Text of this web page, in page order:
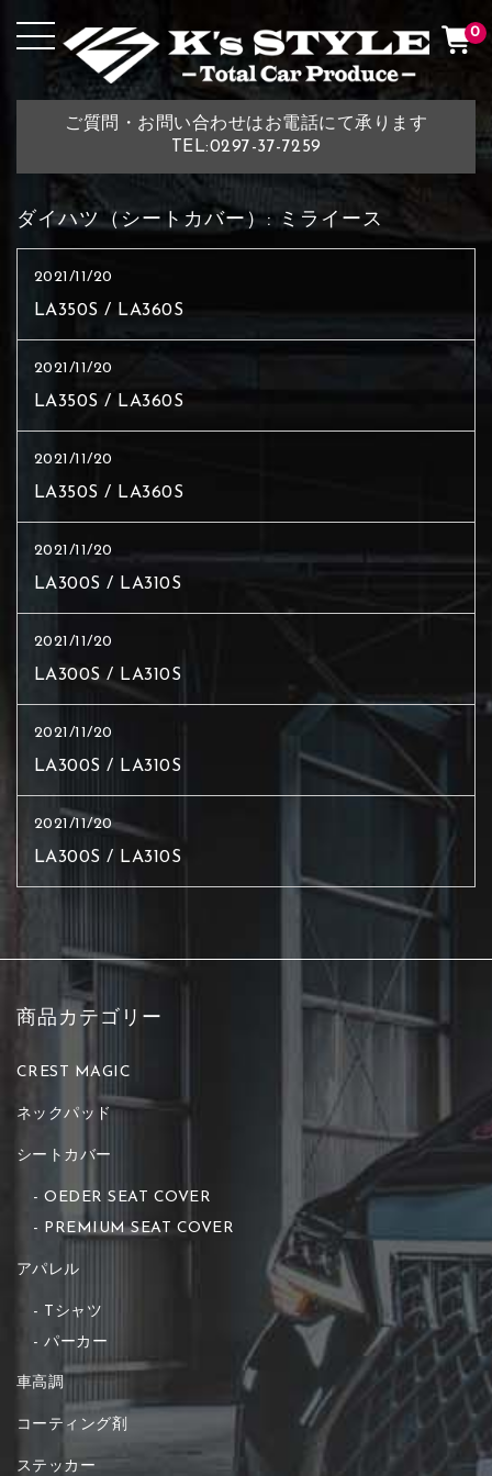
ご質問・お問い合わせはお電話にて承ります
TEL:0297-37-7259
0
ダイハツ（シートカバー）: ミライース
2021/11/20
LA350S / LA360S
2021/11/20
LA350S / LA360S
2021/11/20
LA350S / LA360S
2021/11/20
LA300S / LA310S
2021/11/20
LA300S / LA310S
2021/11/20
LA300S / LA310S
2021/11/20
LA300S / LA310S
商品カテゴリー
CREST MAGIC
ネックパッド
シートカバー
OEDER SEAT COVER
PREMIUM SEAT COVER
アパレル
Tシャツ
パーカー
車高調
コーティング剤
ステッカー